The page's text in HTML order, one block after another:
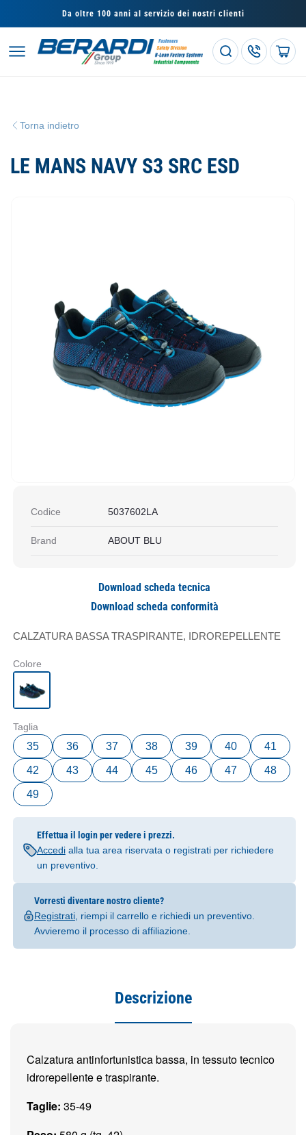
direttamente
ai contenuti
Da oltre 100 anni al servizio dei nostri clienti
Carrello
Torna indietro
LE MANS NAVY S3 SRC ESD
Codice 5037602LA
Brand ABOUT BLU
Download scheda tecnica
Download scheda conformità
CALZATURA BASSA TRASPIRANTE, IDROREPELLENTE
Colore
Taglia
35 36 37 38 39 40 41
42 43 44 45 46 47 48
49
Effettua il login per vedere i prezzi.
Accedialla tua area riservata o registrati per richiedere
un preventivo.
Vorresti diventare nostro cliente?
Registrati, riempi il carrello e richiedi un preventivo.
Avvieremo il processo di affiliazione.
Descrizione
Calzatura antinfortunistica bassa, in tessuto tecnico
idrorepellente e traspirante.
Taglie: 35-49